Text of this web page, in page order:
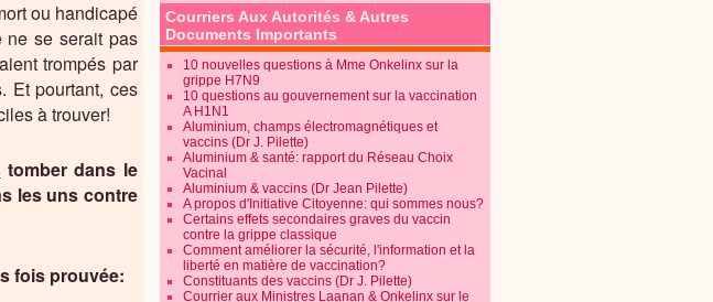
ou handicapé
ne se serait pas
trompés par
Et pourtant, ces
à trouver!
tomber dans le
les uns contre
fois prouvée:
Courriers Aux Autorités & Autres
Documents Importants
10 nouvelles questions à Mme Onkelinx sur la
grippe H7N9
10 questions au gouvernement sur la vaccination
A H1N1
Aluminium, champs électromagnétiques et
vaccins (Dr J. Pilette)
Aluminium & santé: rapport du Réseau Choix
Vacinal
Aluminium & vaccins (Dr Jean Pilette)
A propos d'Initiative Citoyenne: qui sommes nous?
Certains effets secondaires graves du vaccin
contre la grippe classique
Comment améliorer la sécurité, l'information et la
liberté en matière de vaccination?
Constituants des vaccins (Dr J. Pilette)
Courrier aux Ministres Laanan & Onkelinx sur le